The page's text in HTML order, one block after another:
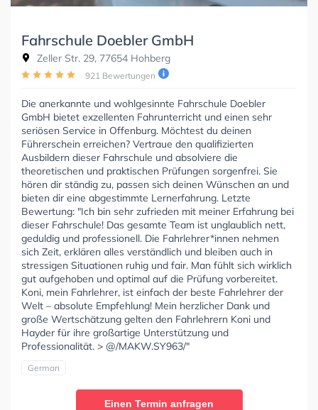
Fahrschule Doebler GmbH
Zeller Str. 29, 77654 Hohberg
921 Bewertungen
Die anerkannte und wohlgesinnte Fahrschule Doebler
GmbH bietet exzellenten Fahrunterricht und einen sehr
seriösen Service in Offenburg. Möchtest du deinen
Führerschein erreichen? Vertraue den qualifizierten
Ausbildern dieser Fahrschule und absolviere die
theoretischen und praktischen Prüfungen sorgenfrei. Sie
hören dir ständig zu, passen sich deinen Wünschen an und
bieten dir eine abgestimmte Lernerfahrung. Letzte
Bewertung: "Ich bin sehr zufrieden mit meiner Erfahrung bei
dieser Fahrschule! Das gesamte Team ist unglaublich nett,
geduldig und professionell. Die Fahrlehrer*innen nehmen
sich Zeit, erklären alles verständlich und bleiben auch in
stressigen Situationen ruhig und fair. Man fühlt sich wirklich
gut aufgehoben und optimal auf die Prüfung vorbereitet.
Koni, mein Fahrlehrer, ist einfach der beste Fahrlehrer der
Welt – absolute Empfehlung! Mein herzlicher Dank und
große Wertschätzung gelten den Fahrlehrern Koni und
Hayder für ihre großartige Unterstützung und
Professionalität. > @/MAKW.SY963/"
German
Einen Termin anfragen